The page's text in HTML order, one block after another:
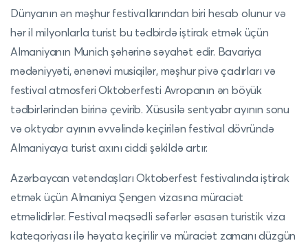
Dünyanın ən məşhur festivallarından biri hesab olunur və
hər il milyonlarla turist bu tədbirdə iştirak etmək üçün
Almaniyanın Munich şəhərinə səyahət edir. Bavariya
mədəniyyəti, ənənəvi musiqilər, məşhur pivə çadırları və
festival atmosferi Oktoberfesti Avropanın ən böyük
tədbirlərindən birinə çevirib. Xüsusilə sentyabr ayının sonu
və oktyabr ayının əvvəlində keçirilən festival dövründə
Almaniyaya turist axını ciddi şəkildə artır.
Azərbaycan vətəndaşları Oktoberfest festivalında iştirak
etmək üçün Almaniya Şengen vizasına müraciət
etməlidirlər. Festival məqsədli səfərlər əsasən turistik viza
kateqoriyası ilə həyata keçirilir və müraciət zamanı düzgün